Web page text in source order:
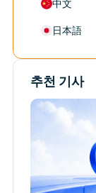
中文
日本語
추천 기사